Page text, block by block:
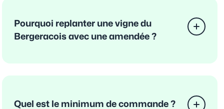
Pourquoi replanter une vigne du
Bergeracois avec une amendée ?
Quel est le minimum de commande ?